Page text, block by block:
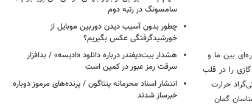
بین ما و
را در قلب
بسیار داغ هستند و حدود 1000 درجه سانتی‌گراد حرارت
گمان
سامسونگ در رتبه دوم
چطور بدون آسیب دیدن دوربین موبایل از
خورشیدگرفتگی عکس بگیریم؟
هشدار بیت‌دیفندر درباره دانلود «ادیسه» / بدافزار
سرقت رمز عبور در کمین است
انتشار اسناد محرمانه پنتاگون / پرنده‌های مرموز دوباره
خبرساز شدند